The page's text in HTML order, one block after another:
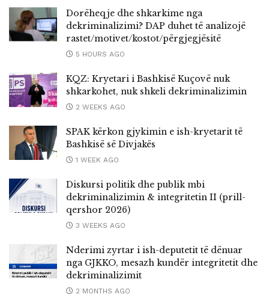
Dorëheqje dhe shkarkime nga
dekriminalizimi? DAP duhet të analizojë
rastet/motivet/kostot/përgjegjësitë
5 HOURS AGO
KQZ: Kryetari i Bashkisë Kuçovë nuk
shkarkohet, nuk shkeli dekriminalizimin
2 WEEKS AGO
SPAK kërkon gjykimin e ish-kryetarit të
Bashkisë së Divjakës
1 WEEK AGO
Diskursi politik dhe publik mbi
dekriminalizimin & integritetin II (prill-
qershor 2026)
3 WEEKS AGO
Nderimi zyrtar i ish-deputetit të dënuar
nga GJKKO, mesazh kundër integritetit dhe
dekriminalizimit
2 MONTHS AGO